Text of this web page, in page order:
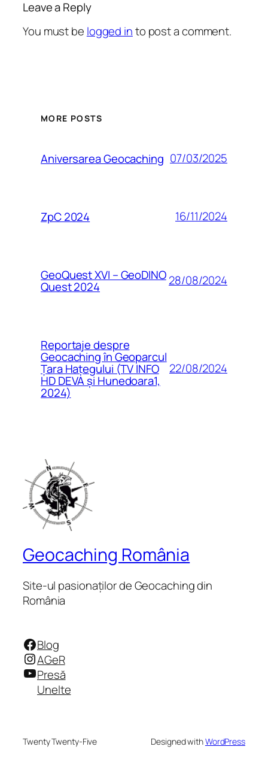
Leave a Reply
You must be logged into post a comment.
MORE POSTS
Aniversarea Geocaching 07/03/2025
ZpC 2024 16/11/2024
GeoQuest XVI – GeoDINO
Quest 2024 28/08/2024
Reportaje despre
Geocaching în Geoparcul
Țara Hațegului (TV INFO
HD DEVA și Hunedoara1,
2024)
22/08/2024
Geocaching România
Site-ul pasionaților de Geocaching din
România
Facebook
Instagram
YouTube
Blog
AGeR
Presă
Unelte
Twenty Twenty-Five Designed withWordPress